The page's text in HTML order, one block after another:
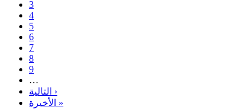
3
4
5
6
7
8
9
…
التالية ›
الأخيرة »